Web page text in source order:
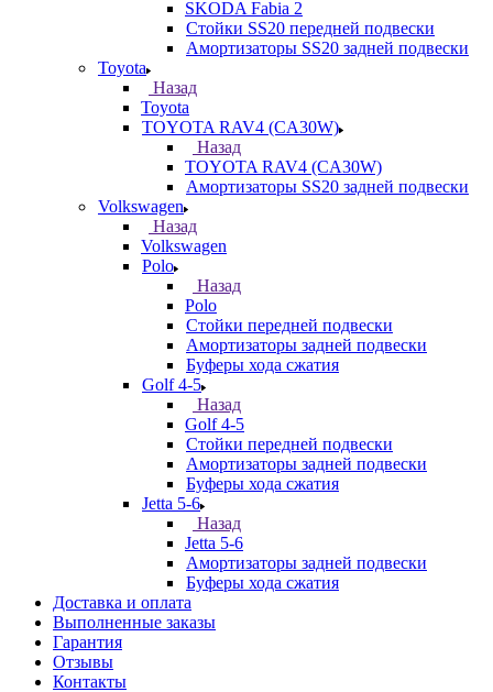
SKODA Fabia 2
Стойки SS20 передней подвески
Амортизаторы SS20 задней подвески
Toyota
Назад
Toyota
TOYOTA RAV4 (CA30W)
Назад
TOYOTA RAV4 (CA30W)
Амортизаторы SS20 задней подвески
Volkswagen
Назад
Volkswagen
Polo
Назад
Polo
Стойки передней подвески
Амортизаторы задней подвески
Буферы хода сжатия
Golf 4-5
Назад
Golf 4-5
Стойки передней подвески
Амортизаторы задней подвески
Буферы хода сжатия
Jetta 5-6
Назад
Jetta 5-6
Амортизаторы задней подвески
Буферы хода сжатия
Доставка и оплата
Выполненные заказы
Гарантия
Отзывы
Контакты